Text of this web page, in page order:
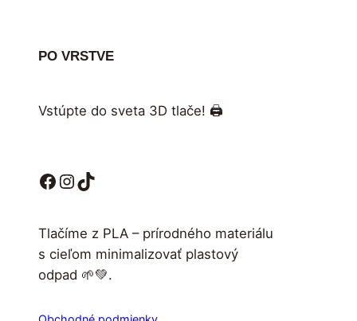
PO VRSTVE
Vstúpte do sveta 3D tlače! 🖨️
Facebook InstagramTikTok
Tlačíme z PLA – prírodného materiálu
s cieľom minimalizovať plastový
odpad 🌱💚.